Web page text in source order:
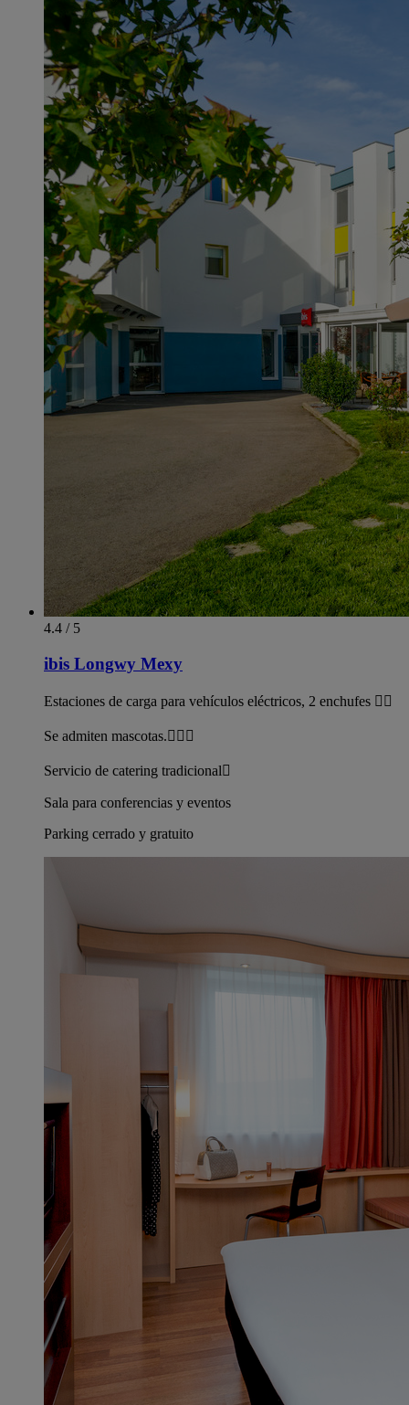
4.4 / 5
ibis Longwy Mexy
Estaciones de carga para vehículos eléctricos, 2 enchufes 
Se admiten mascotas.
Servicio de catering tradicional
Sala para conferencias y eventos
Parking cerrado y gratuito